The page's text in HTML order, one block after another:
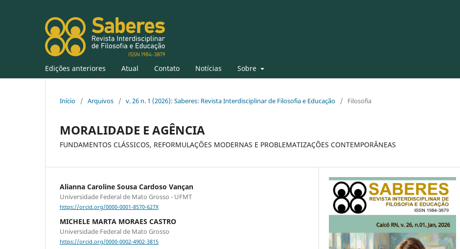
Edições anteriores Atual Contato Notícias Sobre
Início / Arquivos / v. 26 n. 1 (2026): Saberes: Revista Interdisciplinar de Filosofia e Educação / Filosofia
MORALIDADE E AGÊNCIA
FUNDAMENTOS CLÁSSICOS, REFORMULAÇÕES MODERNAS E PROBLEMATIZAÇÕES CONTEMPORÂNEAS
Alianna Caroline Sousa Cardoso Vançan
Universidade Federal de Mato Grosso - UFMT
https://orcid.org/0000-0001-8570-627X
MICHELE MARTA MORAES CASTRO
Universidade Federal de Mato Grosso
https://orcid.org/0000-0002-4902-3815